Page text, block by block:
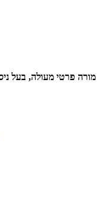
מורה פרטי מעולה, בעל